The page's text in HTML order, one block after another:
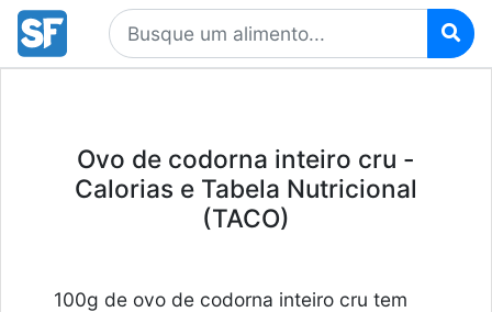
Ovo de codorna inteiro cru -
Calorias e Tabela Nutricional
(TACO)
100g de ovo de codorna inteiro cru tem